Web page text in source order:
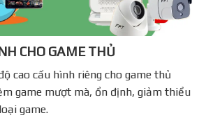
CHO GAME THỦ
cao cấu hình riêng cho game thủ
game mượt mà, ổn định, giảm thiểu
game.